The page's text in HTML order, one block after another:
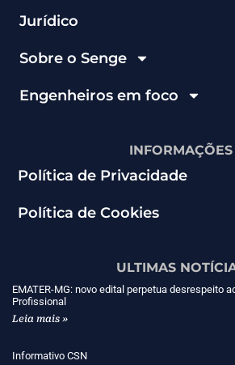
Jurídico
Sobre o Senge
Engenheiros em foco
INFORMAÇÕES
Política de Privacidade
Política de Cookies
ULTIMAS
EMATER-MG: novo edital perpetua desrespeito
Profissional
Leia mais »
Informativo CSN